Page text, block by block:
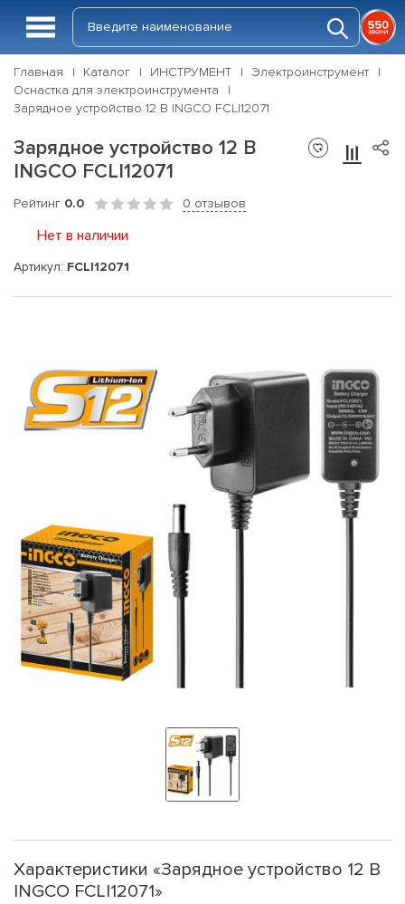
Главная Каталог ИНСТРУМЕНТ
Электроинструмент
Оснастка для электроинструмента
Зарядное устройство 12 В INGCO FCLI12071
Зарядное устройство 12 В
INGCO FCLI12071
Рейтинг 0.0 0 отзывов
Нет в наличии
Артикул: FCLI12071
Характеристики «Зарядное устройство 12 В
INGCO FCLI12071»